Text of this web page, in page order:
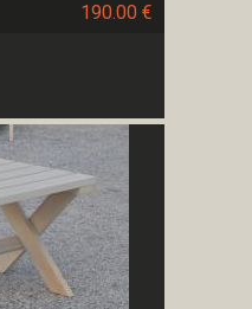
190.00 €